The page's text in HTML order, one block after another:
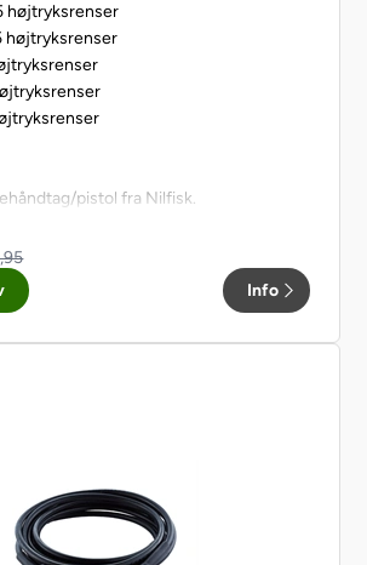
højtryksrenser
højtryksrenser
pistol fra Nilfisk.
Info